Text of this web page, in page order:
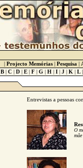
| Projecto Memórias | Pesquisa |
B | C | D | E | F | G | H | I | J | K | L
Entrevistas a pessoas
O